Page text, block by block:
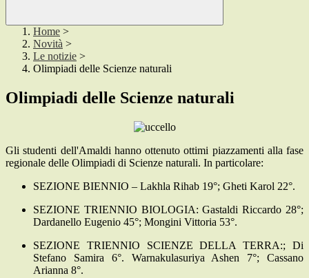
Home >
Novità >
Le notizie >
Olimpiadi delle Scienze naturali
Olimpiadi delle Scienze naturali
Gli studenti dell'Amaldi hanno ottenuto ottimi piazzamenti alla fase
regionale delle Olimpiadi di Scienze naturali. In particolare:
SEZIONE BIENNIO – Lakhla Rihab 19°; Gheti Karol 22°.
SEZIONE TRIENNIO BIOLOGIA: Gastaldi Riccardo 28°;
Dardanello Eugenio 45°; Mongini Vittoria 53°.
SEZIONE TRIENNIO SCIENZE DELLA TERRA:; Di
Stefano Samira 6°. Warnakulasuriya Ashen 7°; Cassano
Arianna 8°.